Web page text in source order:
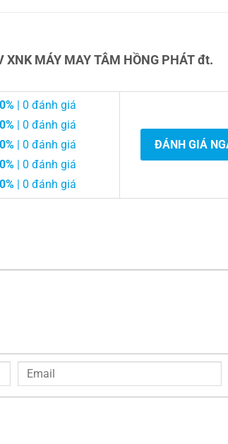
MÁY MAY TÂM HỒNG PHÁT đt.
0%| 0 đánh giá
0%| 0 đánh giá
0%| 0 đánh giá
0%| 0 đánh giá
0%| 0 đánh giá
ĐÁNH GIÁ